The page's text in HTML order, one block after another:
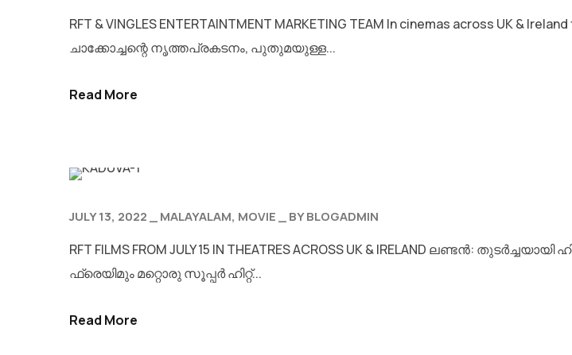
RFT & VINGLES ENTERTAINTMENT MARKETING TEAM In cinemas across UK
ചാക്കോച്ചന്റെ നൃത്തപ്രകടനം, പുതുമയുള്ള...
Read More
JULY 13, 2022 MALAYALAM MOVIE BYBLOGADMIN
RFT FILMS FROM JULY 15 IN THEATRES ACROSS UK & IRELAND ലണ്ടൻ:
ഫ്രെയിമും മറ്റൊരു സൂപ്പർ ഹിറ്റ്...
Read More